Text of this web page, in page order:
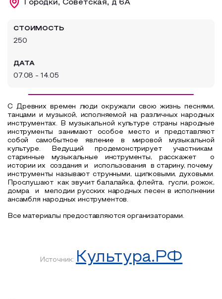
Аттестованные экскурсоводы
Все маршруты
Городки, Советская, д 6А
СТОИМОСТЬ
250
ДАТА
07.08 - 14.05
С Древних времен люди окружали свою жизнь песнями,
танцами и музыкой, исполняемой на различных народных
инструментах. В музыкальной культуре страны народные
инструменты занимают особое место и представляют
собой самобытное явление в мировой музыкальной
культуре. Ведущий продемонстрирует участникам
старинные музыкальные инструменты, расскажет о
истории их создания и использования в старину, почему
инструменты называют струнными, щипковыми, духовыми.
Прослушают как звучит балалайка, флейта, гусли, рожок,
домра и мелодии русских народных песен в исполнении
ансамбля народных инструментов.
Все материалы предоставляются организаторами.
Источник: Культура.РФ